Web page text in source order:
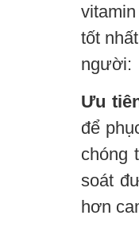
tốt
người:
Ưu
để
chóng
soát
hơn